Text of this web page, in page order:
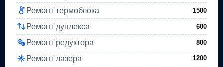
Ремонт термоблока 1500
Ремонт дуплекса 600
Ремонт редуктора 800
Ремонт лазера 1200